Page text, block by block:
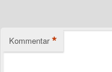
Kommentar *